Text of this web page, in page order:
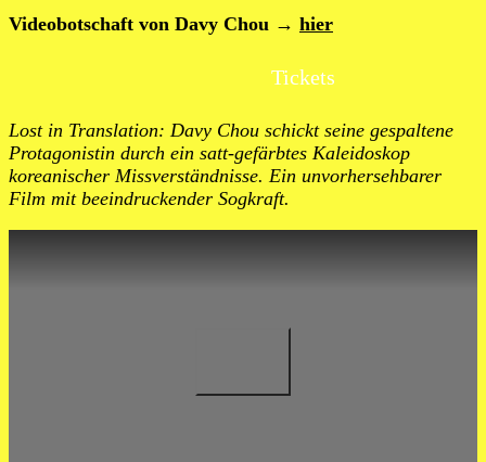
Videobotschaft von Davy Chou → hier
Tickets
Lost in Translation: Davy Chou schickt seine gespaltene
Protagonistin durch ein satt-gefärbtes Kaleidoskop
koreanischer Missverständnisse. Ein unvorhersehbarer
Film mit beeindruckender Sogkraft.